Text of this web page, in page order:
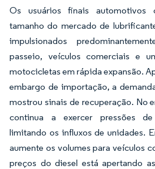
Os usuários finais automotivos
tamanho do mercado de
impulsionados
passeio, veículos comerciais e
motocicletas em rápida expansão.
embargo de importação, a
mostrou sinais de recuperação. No
continua a exercer pressões
limitando os influxos de unidades.
aumente os volumes para veículos
preços do diesel está apertando